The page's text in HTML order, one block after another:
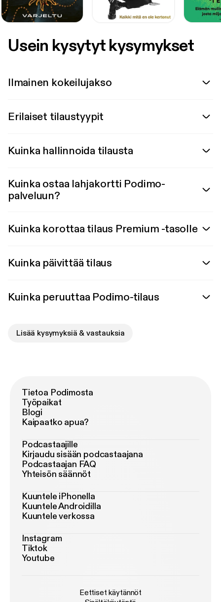
Usein kysytyt kysymykset
Ilmainen kokeilujakso
Erilaiset tilaustyypit
Kuinka hallinnoida tilausta
Kuinka ostaa lahjakortti Podimo-
palveluun?
Kuinka korottaa tilaus Premium -tasolle
Kuinka päivittää tilaus
Kuinka peruuttaa Podimo-tilaus
Lisää kysymyksiä & vastauksia
Tietoa Podimosta
Työpaikat
Blogi
Kaipaatko apua?
Podcastaajille
Kirjaudu sisään podcastaajana
Podcastaajan FAQ
Yhteisön säännöt
Kuuntele iPhonella
Kuuntele Androidilla
Kuuntele verkossa
Instagram
Tiktok
Youtube
Eettiset käytännöt